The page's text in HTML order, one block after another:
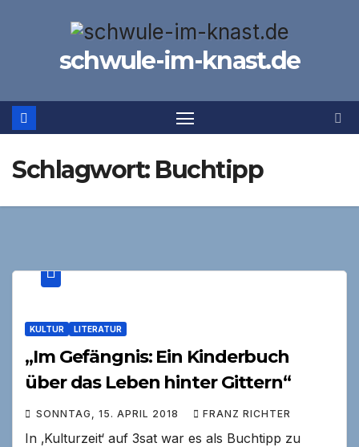
schwule-im-knast.de
Schlagwort: Buchtipp
KULTUR LITERATUR
„Im Gefängnis: Ein Kinderbuch
über das Leben hinter Gittern“
SONNTAG, 15. APRIL 2018 FRANZ RICHTER
In ‚Kulturzeit‘ auf 3sat war es als Buchtipp zu